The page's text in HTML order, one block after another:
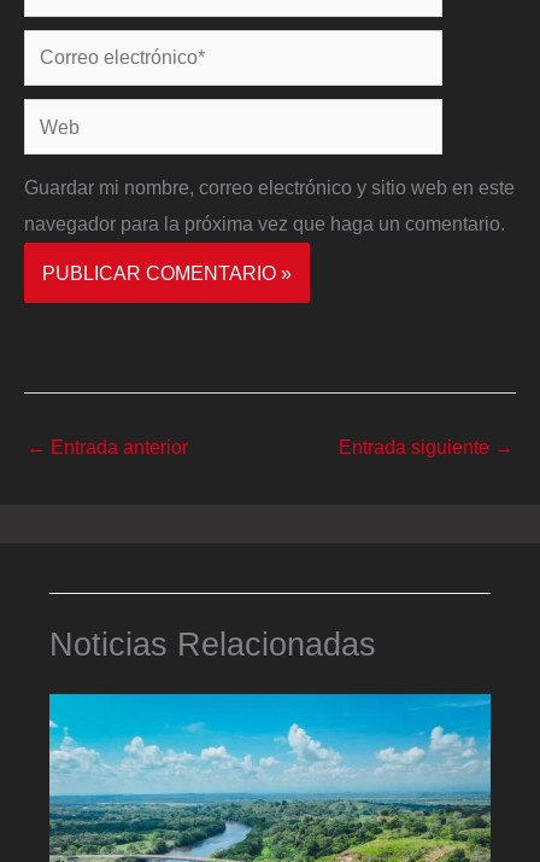
Correo
electrónico*
Web
Guardar mi nombre, correo electrónico y sitio web en este
navegador para la próxima vez que haga un comentario.
← Entrada anterior Entrada siguiente →
Noticias Relacionadas